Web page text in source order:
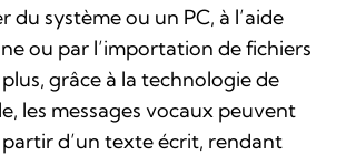
du système ou un PC, à l’aide
ou par l’importation de fichiers
grâce à la technologie de
les messages vocaux peuvent
d’un texte écrit, rendant